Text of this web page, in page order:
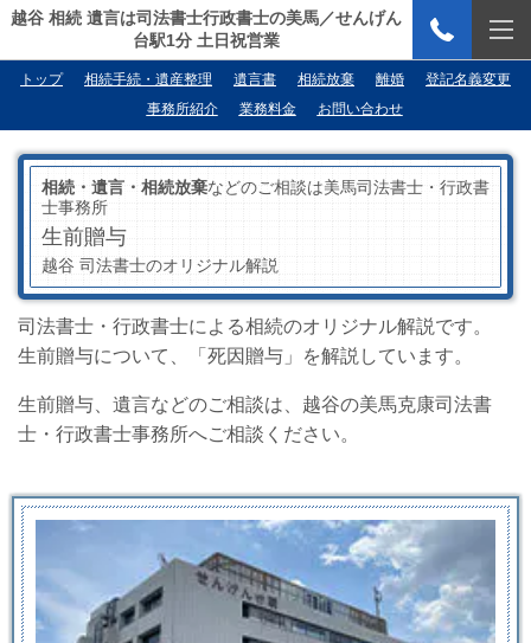
越谷 相続 遺言は司法書士行政書士の美馬／せんげん
台駅1分 土日祝営業
トップ 相続手続・遺産整理 遺言書 相続放棄 離婚
登記名義変更
事務所紹介
業務料金 お問い合わせ
相続・遺言・相続放棄などのご相談は美馬司法書士・行政書
士事務所
生前贈与
越谷 司法書士のオリジナル解説
司法書士・行政書士による相続のオリジナル解説です。
生前贈与について、「死因贈与」を解説しています。
生前贈与、遺言などのご相談は、越谷の美馬克康司法書
士・行政書士事務所へご相談ください。